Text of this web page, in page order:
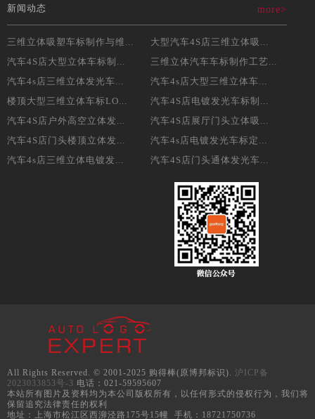
新闻动态 more>
三维立体吸塑车标制作与维...
大型汽车4S店三维立体吸...
汽车4S店大型立体车标制...
三维立体汽车车标制作工艺...
汽车4s店三维立体发光车...
汽车4s店大型三维立体车...
楼顶大型三维立体车标LO...
汽车4S店电镀发光车标制...
汽车4S店户外高空立体发...
汽车4S店展厅门头立体吸...
汽车4S店门头楼顶立体发...
汽车4s店电镀发光车标定...
汽车4s店三维立体电镀发...
汽车4S店门头通体发光车...
All Rights Reserved. © 2001-2025 购得棒(原博邦标识). 沪ICP备
2023033853号-3 电话：021-59595607
本站所有图片及资料均为本公司版权所有，以任何形式的侵权行为，我们将
保留追究法律责任的权利
地址：上海市松江区西泖泾路175号15幢 手机：18721750736